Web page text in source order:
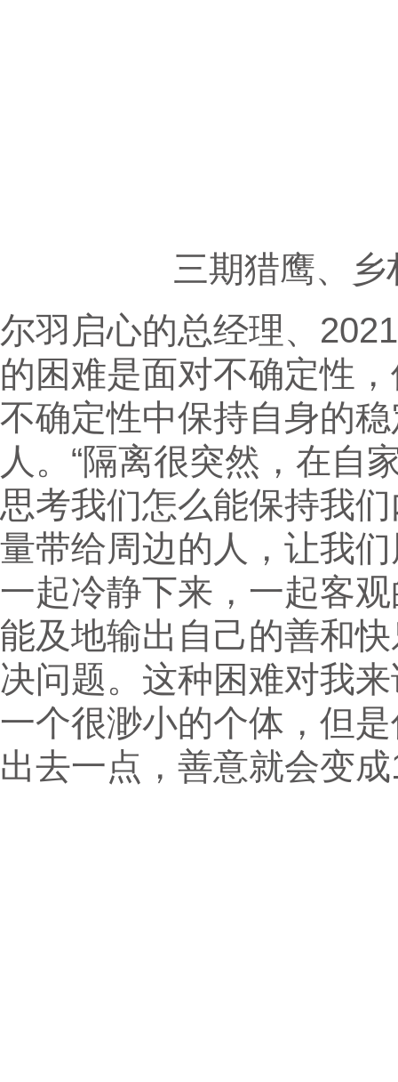
三期猎鹰、
尔羽启心的总经理、
的困难是面对不确定性
不确定性中保持自身的
人。“隔离很突然，在自
思考我们怎么能保持我
量带给周边的人，让我
一起冷静下来，一起客
能及地输出自己的善和
决问题。这种困难对我
一个很渺小的个体，但
出去一点，善意就会变